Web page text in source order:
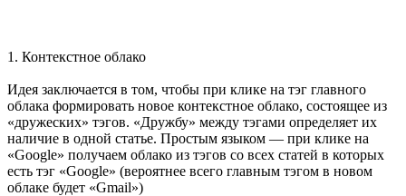
1. Контекстное облако
Идея заключается в том, чтобы при клике на тэг главного
облака формировать новое контекстное облако, состоящее из
«дружеских» тэгов. «Дружбу» между тэгами определяет их
наличие в одной статье. Простым языком — при клике на
«Google» получаем облако из тэгов со всех статей в которых
есть тэг «Google» (вероятнее всего главным тэгом в новом
облаке будет «Gmail»)